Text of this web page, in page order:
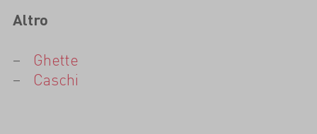
Altro
Ghette
Caschi